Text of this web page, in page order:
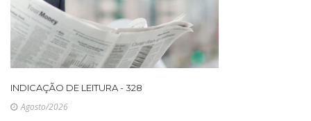
INDICAÇÃO DE LEITURA - 328
Agosto/2026